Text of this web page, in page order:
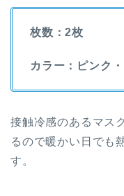
枚数：2枚
カラー：ピンク
接触冷感のあるマス
るので暖かい日でも
す。